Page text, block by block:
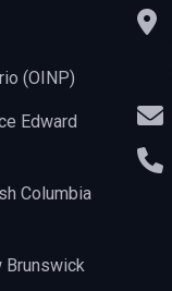
(OINP)
Edward
Columbia
Brunswick